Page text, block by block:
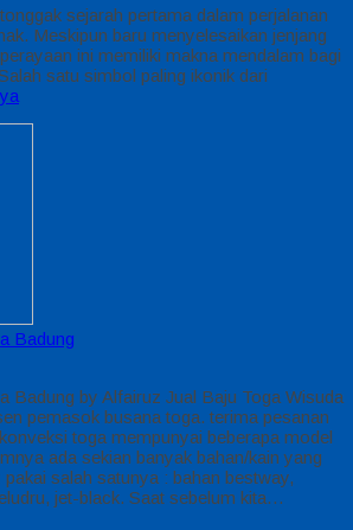
sejarah pertama dalam perjalanan
Meskipun baru menyelesaikan jenjang
ini memiliki makna mendalam bagi
satu simbol paling ikonik dari
Badung
Badung by Alfairuz Jual Baju Toga Wisuda
pemasok busana toga. terima pesanan
toga mempunyai beberapa model
ada sekian banyak bahan/kain yang
salah satunya : bahan bestway,
jet-black. Saat sebelum kita…